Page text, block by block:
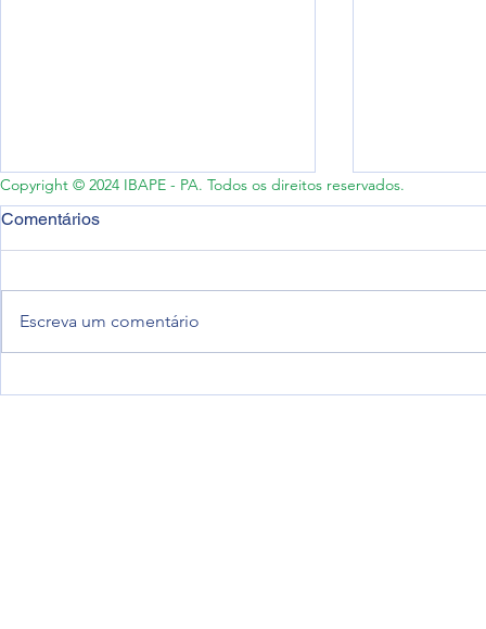
Comentários
Escreva um comentário
Copyright © 2024 IBAPE - PA. Todos os direitos reservados.